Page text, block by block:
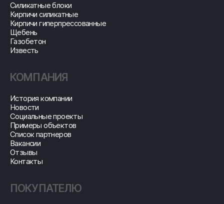
Cиликатные блоки
Кирпичи силикатные
Кирпичи гиперпрессованные
Щебень
Газобетон
Известь
КОМПАНИЯ
История компании
Новости
Социальные проекты
Примеры объектов
Список партнеров
Вакансии
Отзывы
Контакты
ПОКУПАТЕЛЮ